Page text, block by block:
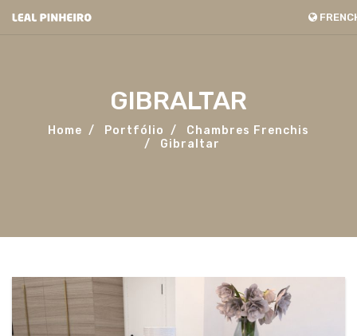
GIBRALTAR
Home Portfólio
Chambres Frenchis
Gibraltar